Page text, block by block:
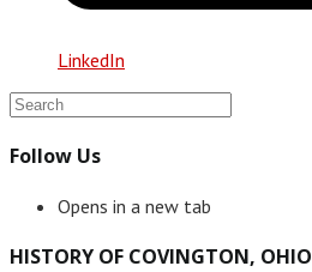
LinkedIn
Follow Us
Opens in a new tab
HISTORY OF COVINGTON, OHIO